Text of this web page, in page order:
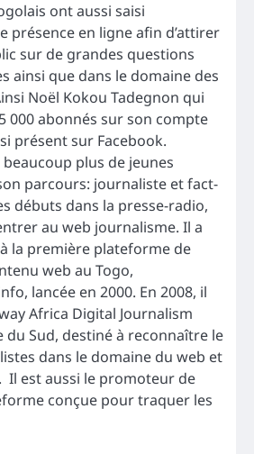
ont aussi saisi
présence en ligne afin d’attirer
sur de grandes questions
ainsi que dans le domaine des
Noël Kokou Tadegnon qui
000 abonnés sur son compte
présent sur Facebook.
plus de jeunes
parcours: journaliste et fact-
débuts dans la presse-radio,
au web journalisme. Il a
la première plateforme de
web au Togo,
lancée en 2000. En 2008, il
Africa Digital Journalism
du Sud, destiné à reconnaître le
dans le domaine du web et
Il est aussi le promoteur de
conçue pour traquer les